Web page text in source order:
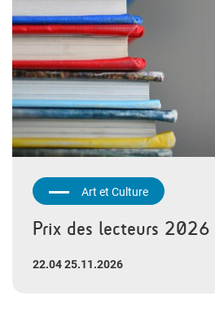
Art et Culture
Prix des lecteurs 2026
22.04 25.11.2026